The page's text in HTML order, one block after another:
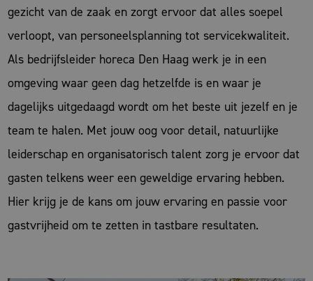
gezicht van de zaak en zorgt ervoor dat alles soepel
verloopt, van personeelsplanning tot servicekwaliteit.
Als bedrijfsleider horeca Den Haag werk je in een
omgeving waar geen dag hetzelfde is en waar je
dagelijks uitgedaagd wordt om het beste uit jezelf en je
team te halen. Met jouw oog voor detail, natuurlijke
leiderschap en organisatorisch talent zorg je ervoor dat
gasten telkens weer een geweldige ervaring hebben.
Hier krijg je de kans om jouw ervaring en passie voor
gastvrijheid om te zetten in tastbare resultaten.